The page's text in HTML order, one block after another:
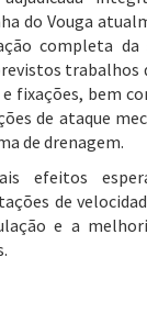
do Vouga
completa da
trabalhos
fixações, bem
de ataque
de drenagem.
efeitos
de
e a